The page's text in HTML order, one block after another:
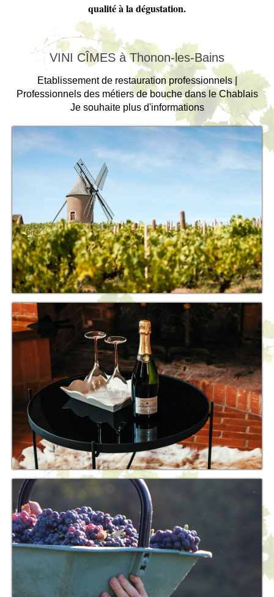
qualité à la dégustation.
VINI CÎMES à Thonon-les-Bains
Etablissement de restauration professionnels |
Professionnels des métiers de bouche dans le Chablais
Je souhaite plus d'informations